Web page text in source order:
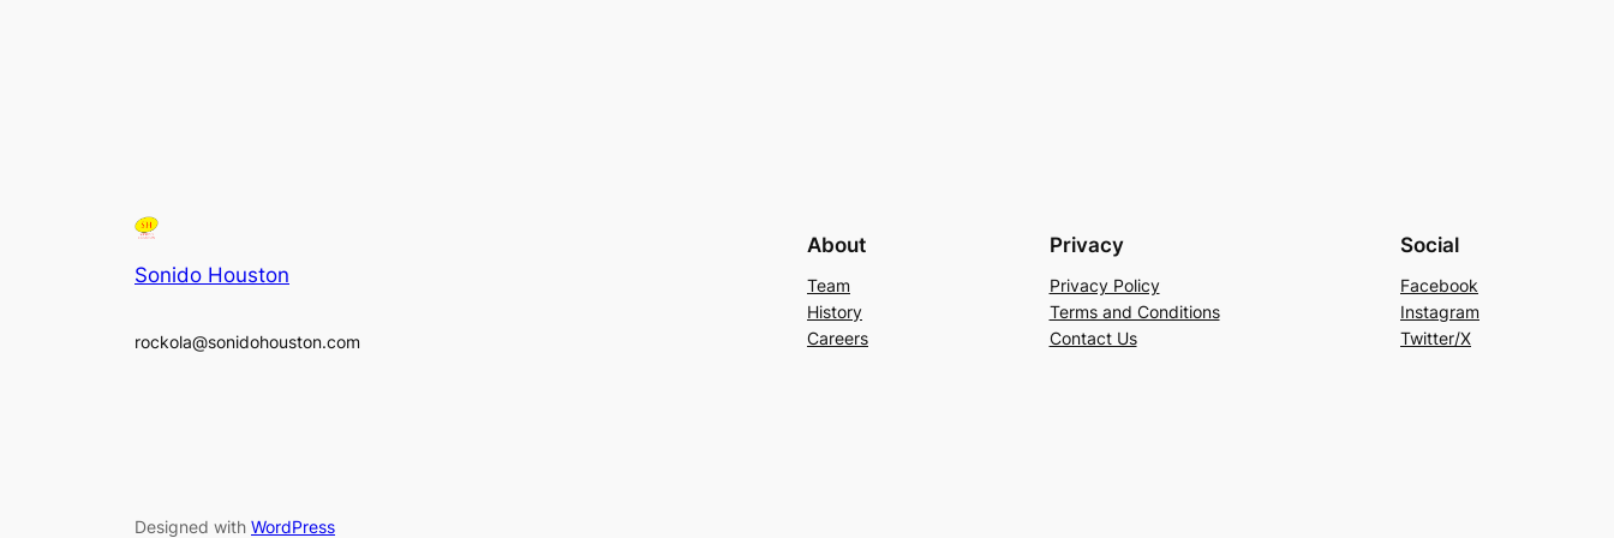
Sonido Houston
rockola@sonidohouston.com
About
Team
History
Careers
Privacy
Privacy Policy
Terms and Conditions
Contact Us
Social
Facebook
Instagram
Twitter/X
Designed with WordPress